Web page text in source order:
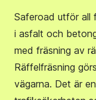
Saferoad utför all
i asfalt och
med fräsning av
Räffelfräsning
vägarna. Det är